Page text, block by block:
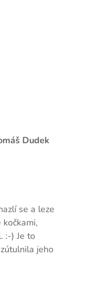
Dudek
se a leze
:-) Je to
jeho